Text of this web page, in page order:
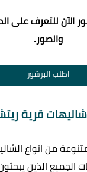
الآن للتعرف على
والصور.
اطلب البرشور
قرية
من انواع
الجميع الذين